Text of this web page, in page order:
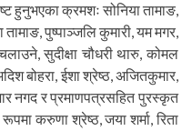
हुनुभएका क्रमशः सोनिया तामाङ,
पुष्पाञ्जलि कुमारी, यम मगर,
सुदीक्षा चौधरी थारु, कोमल
बोहरा, ईशा श्रेष्ठ, अजितकुमार,
नगद र प्रमाणपत्रसहित पुरस्कृत
करुणा श्रेष्ठ, जया शर्मा, रिता